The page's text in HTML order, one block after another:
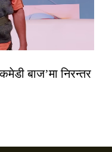
बाज’मा निरन्तर